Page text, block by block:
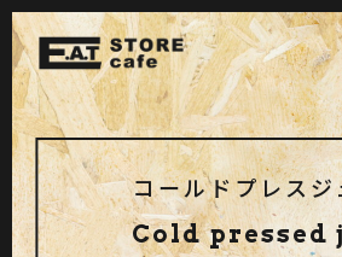
コールドプレスジ
Cold pressed